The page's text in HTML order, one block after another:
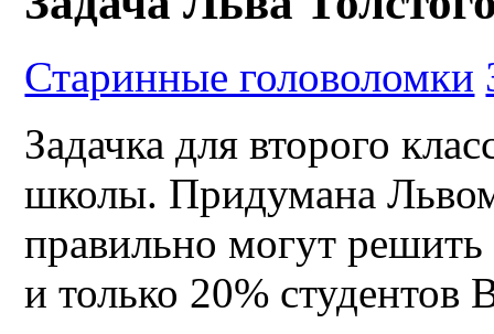
Старинные головоломки
Задачка для второго
школы. Придумана
правильно могут решить
и только 20% студентов